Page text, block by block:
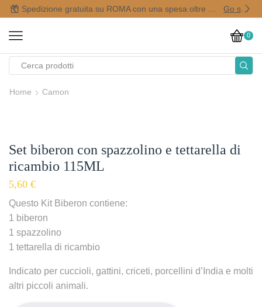
Go shop
0
Home Camon
Set biberon con spazzolino e tettarella di
ricambio 115ML
5,60 €
Questo Kit Biberon contiene:
1 biberon
1 spazzolino
1 tettarella di ricambio
Indicato per cuccioli, gattini, criceti, porcellini d’India e molti
altri piccoli animali.